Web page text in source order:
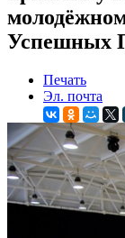
Успешных
Печать
Эл. почта